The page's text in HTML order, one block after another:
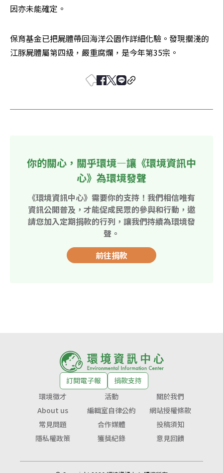
因亦未能確定。
保育基金已把屍體帶回海洋公園作詳細化驗。發現擱淺的
江豚屍體屬第四級，嚴重腐爛，是今年第35宗。
你的關心，關乎環境—讓《環境資訊中
心》為環境發聲
《環境資訊中心》需要你的支持！我們相信唯有
資訊公開普及，才能促成民眾的參與和行動，邀
請您加入定期捐款的行列，讓我們持續為環境發
聲。
前往捐款
訂閱電子報
捐款支持
環境徵才
活動
關於我們
About us
編輯室自律公約
網站授權條款
常見問題
合作媒體
投稿須知
隱私權政策
獲獎紀錄 意見回饋